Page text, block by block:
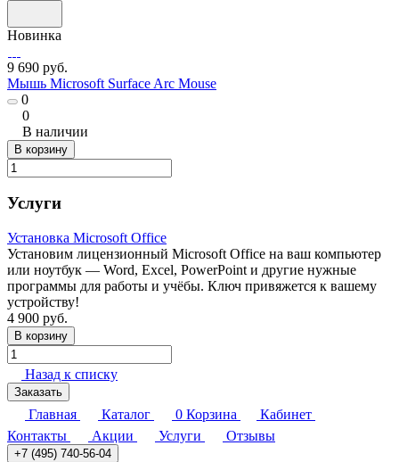
Новинка
9 690 руб.
Мышь Microsoft Surface Arc Mouse
0
0
В наличии
В корзину
Услуги
Установка Microsoft Office
Установим лицензионный Microsoft Office на ваш компьютер
или ноутбук — Word, Excel, PowerPoint и другие нужные
программы для работы и учёбы. Ключ привяжется к вашему
устройству!
4 900 руб.
В корзину
Назад к списку
Заказать
Главная Каталог 0 Корзина
Кабинет
Контакты
Акции Услуги Отзывы
+7 (495) 740-56-04